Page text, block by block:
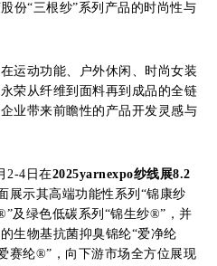
份“三根纱”系列产品的时尚性与
运动功能、户外休闲、时尚女装
荣从纤维到面料再到成品的全链
业带来前瞻性的产品开发灵感与
2-4日在2025yarnexpo纱线展8.2
展示其高端功能性系列“锦康纱
及绿色低碳系列“锦生纱®”，并
生物基抗菌抑臭锦纶“爱净纶
赛纶®”，向下游市场全方位展现